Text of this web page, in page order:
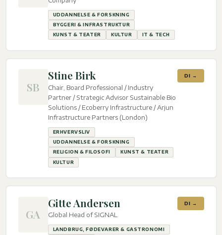
UDDANNELSE & FORSKNING
BYGGERI & INFRASTRUKTUR
KUNST & TEATER
KULTUR IT & TECH
SB
Stine Birk
Chair, Board Professional / Industry
Partner / Strategic Advisor Sustainable Bio
Solutions / Ecoberry Infrastructure / Arjun
Infrastructure Partners (London)
ERHVERVSLIV
UDDANNELSE & FORSKNING
RELIGION & FILOSOFI
KUNST & TEATER
KULTUR
DI →
GA
Gitte Andersen
Global Head of SIGNAL
LANDBRUG, FØDEVARER & GASTRONOMI
DI →